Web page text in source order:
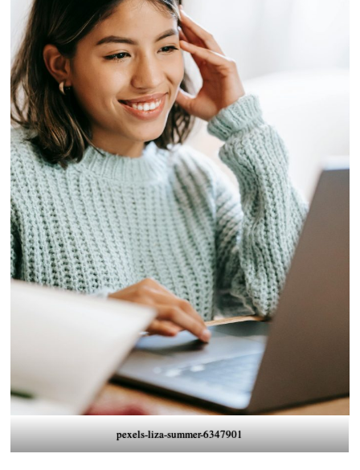
pexels-liza-summer-6347901